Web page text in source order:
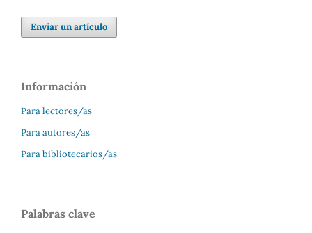
Enviar un artículo
Información
Para lectores/as
Para autores/as
Para bibliotecarios/as
Palabras clave